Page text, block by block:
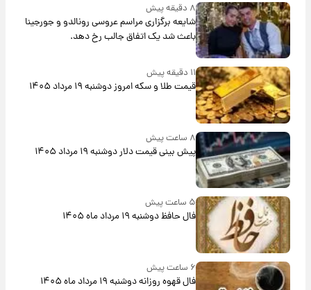
۸ دقیقه پیش
شایعه برگزاری مراسم عروسی رونالدو و جورجینا
باعث شد یک اتفاق جالب رخ دهد.
۱۱ دقیقه پیش
قیمت طلا و سکه امروز دوشنبه ۱۹ مرداد ۱۴۰۵
۸ ساعت پیش
پیش‌ بینی قیمت دلار دوشنبه ۱۹ مرداد ۱۴۰۵
۵ ساعت پیش
فال حافظ دوشنبه ۱۹ مرداد ماه ۱۴۰۵
۶ ساعت پیش
فال قهوه روزانه دوشنبه ۱۹ مرداد ماه ۱۴۰۵